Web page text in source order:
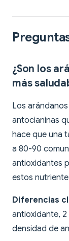
¿Son los
más
Los
antocianinas
hace que una
a 80-90
antioxidantes
estos
Diferencias
antioxidante,
densidad de